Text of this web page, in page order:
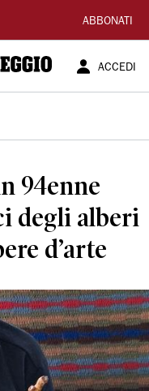
ABBONATI
ACCEDI
94enne
degli alberi
d’arte